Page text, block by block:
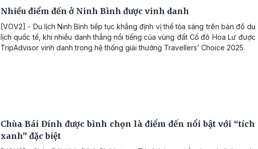
Nhiều điểm đến ở Ninh Bình được vinh danh
[VOV2] - Du lịch Ninh Bình tiếp tục khẳng định vị thế tỏa sáng trên bản đồ du
lịch quốc tế, khi nhiều danh thắng nổi tiếng của vùng đất Cố đô Hoa Lư được
TripAdvisor vinh danh trong hệ thống giải thưởng Travellers’ Choice 2025.
Chùa Bái Đính được bình chọn là điểm đến nổi bật với “tích
xanh” đặc biệt